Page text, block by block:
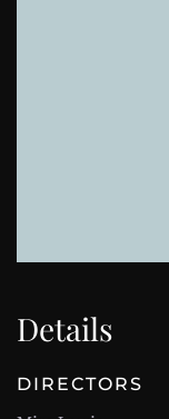
Details
DIRECTORS